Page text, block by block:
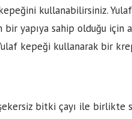
kullanabilirsiniz.
bir yapıya sahip olduğu
kepeği kullanarak bir
bitki çayı ile